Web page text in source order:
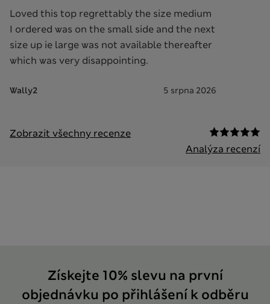
Loved this top regrettably the size medium
I ordered was on the small side and the next
size up ie large was not available thereafter
which was very disappointing.
Wally2 5 srpna 2026
Zobrazit všechny recenze
Analýza recenzí
Získejte 10% slevu na první
objednávku po přihlášení k odběru